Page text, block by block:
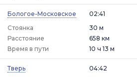
Бологое-Московское
02:41
Стоянка
30 м
Расстояние
658 км
Время в пути
10 ч 13 м
Тверь 04:42